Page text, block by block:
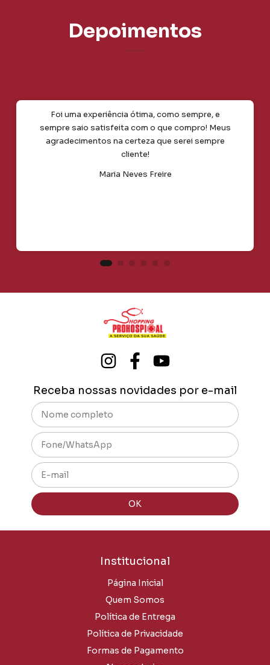
Depoimentos
Foi uma experiência ótima, como sempre, e
sempre saio satisfeita com o que compro! Meus
agradecimentos na certeza que serei sempre
cliente!
Maria Neves Freire
Receba nossas novidades por e-mail
Institucional
Página Inicial
Quem Somos
Política de Entrega
Política de Privacidade
Formas de Pagamento